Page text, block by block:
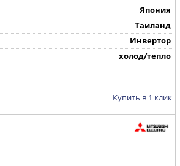
Япония
Таиланд
Инвертор
холод/тепло
Купить в 1 клик